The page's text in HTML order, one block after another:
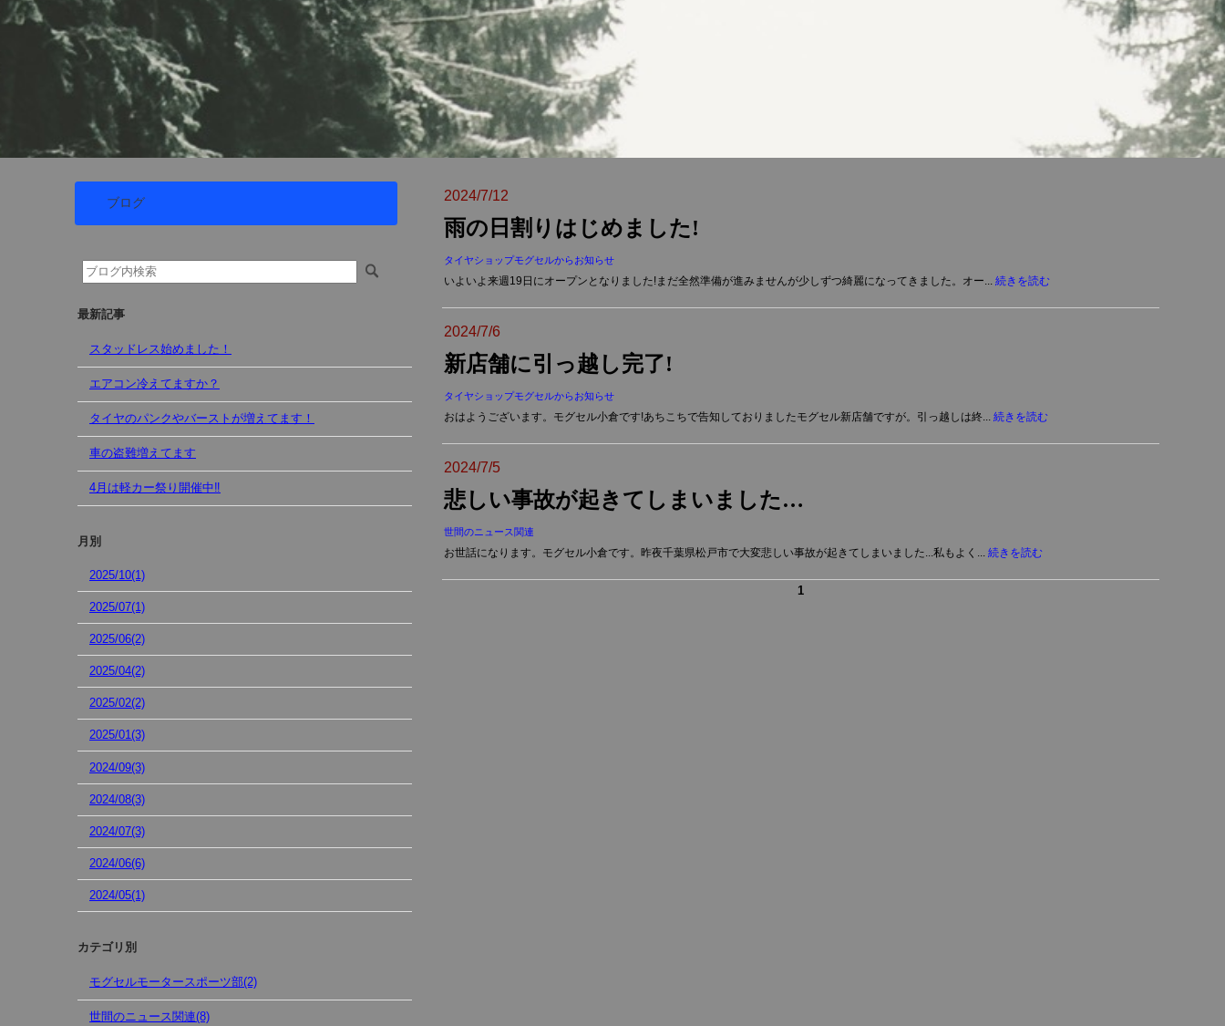
ブログ
最新記事
スタッドレス始めました！
エアコン冷えてますか？
タイヤのパンクやバーストが増えてます！
車の盗難増えてます
4月は軽カー祭り開催中‼︎
月別
2025/10(1)
2025/07(1)
2025/06(2)
2025/04(2)
2025/02(2)
2025/01(3)
2024/09(3)
2024/08(3)
2024/07(3)
2024/06(6)
2024/05(1)
カテゴリ別
モグセルモータースポーツ部(2)
世間のニュース関連(8)
2024/7/12
雨の日割りはじめました!
タイヤショップモグセルからお知らせ
いよいよ来週19日にオープンとなりました!まだ全然準備が進みませんが少しずつ綺麗になってきました。オー...続きを読む
2024/7/6
新店舗に引っ越し完了!
タイヤショップモグセルからお知らせ
おはようございます。モグセル小倉です!あちこちで告知しておりましたモグセル新店舗ですが。引っ越しは終...続きを読む
2024/7/5
悲しい事故が起きてしまいました…
世間のニュース関連
お世話になります。モグセル小倉です。昨夜千葉県松戸市で大変悲しい事故が起きてしまいました...私もよく...続きを読む
1